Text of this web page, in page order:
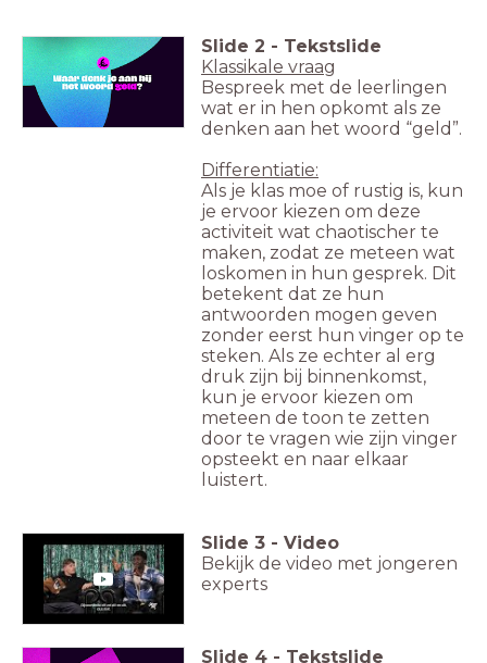
Slide 2 - Tekstslide
Klassikale vraag
Bespreek met de leerlingen
wat er in hen opkomt als ze
denken aan het woord “geld”.
Differentiatie:
Als je klas moe of rustig is, kun
je ervoor kiezen om deze
activiteit wat chaotischer te
maken, zodat ze meteen wat
loskomen in hun gesprek. Dit
betekent dat ze hun
antwoorden mogen geven
zonder eerst hun vinger op te
steken. Als ze echter al erg
druk zijn bij binnenkomst,
kun je ervoor kiezen om
meteen de toon te zetten
door te vragen wie zijn vinger
opsteekt en naar elkaar
luistert.
Slide 3 - Video
Bekijk de video met jongeren
experts
Slide 4 - Tekstslide